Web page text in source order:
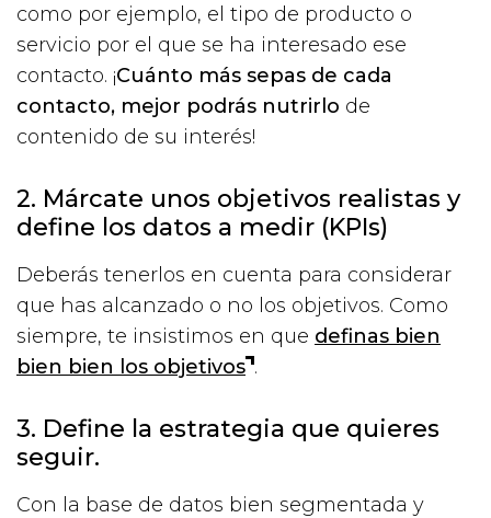
como por ejemplo, el tipo de producto o
servicio por el que se ha interesado ese
contacto. ¡Cuánto más sepas de cada
contacto, mejor podrás nutrirlo de
contenido de su interés!
2. Márcate unos objetivos realistas y
define los datos a medir (KPIs)
Deberás tenerlos en cuenta para considerar
que has alcanzado o no los objetivos. Como
siempre, te insistimos en que definas bien
bien bien los objetivos .
3. Define la estrategia que quieres
seguir.
Con la base de datos bien segmentada y